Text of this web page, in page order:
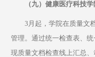
（九）健康医疗科技
3月起，学院在质量文
管理。通过统一检查表、
现质量文档检查线上汇总